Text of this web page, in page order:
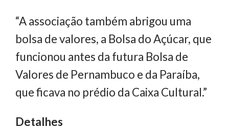
“A associação também abrigou uma
bolsa de valores, a Bolsa do Açúcar, que
funcionou antes da futura Bolsa de
Valores de Pernambuco e da Paraíba,
que ficava no prédio da Caixa Cultural.”
Detalhes